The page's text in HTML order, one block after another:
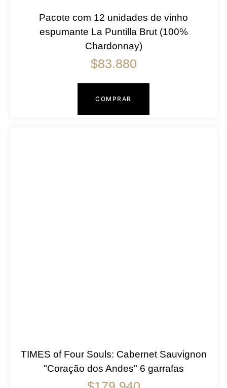
Pacote com 12 unidades de vinho
espumante La Puntilla Brut (100%
Chardonnay)
$83.880
COMPRAR
TIMES of Four Souls: Cabernet Sauvignon
"Coração dos Andes" 6 garrafas